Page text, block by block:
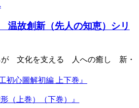
故創新（先人の知恵）シリ
文化を支える 人への癒し 新・
心圖解初編 上下巻』
（上巻）（下巻）』